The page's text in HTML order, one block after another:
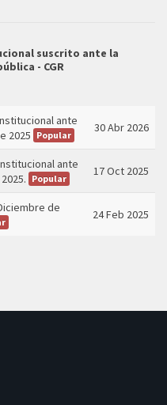
suscrito ante la
- CGR
ante
2025 Popular
30 Abr 2026
ante
Popular
17 Oct 2025
de
24 Feb 2025